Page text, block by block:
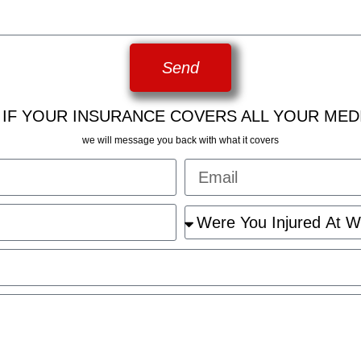
Send
YOUR INSURANCE COVERS ALL YOUR
we will message you back with what it covers